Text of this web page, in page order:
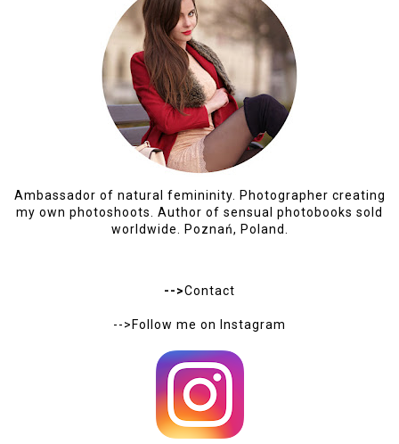
Ambassador of natural femininity. Photographer creating
my own photoshoots. Author of sensual photobooks sold
worldwide. Poznań, Poland.
-->Contact
-->Follow me on Instagram